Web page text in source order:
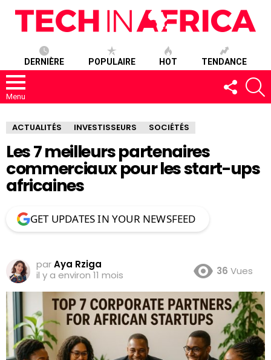
DERNIÈRE POPULAIRE HOT TENDANCE
Menu
SUIVEZ-
NOUS
ACTUALITÉS INVESTISSEURS SOCIÉTÉS
Les 7 meilleurs partenaires
commerciaux pour les start-ups
africaines
GET UPDATES IN YOUR NEWSFEED
parAya Rziga
il y a environ 11 mois
36 Vues